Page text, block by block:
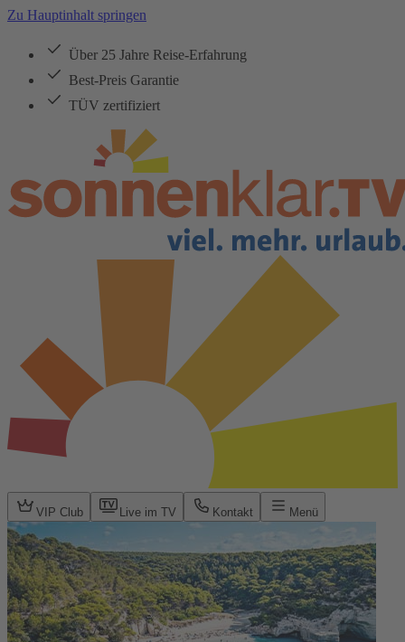
Zu Hauptinhalt springen
Über 25 Jahre Reise-Erfahrung
Best-Preis Garantie
TÜV zertifiziert
VIP Club Live im TV Kontakt Menü